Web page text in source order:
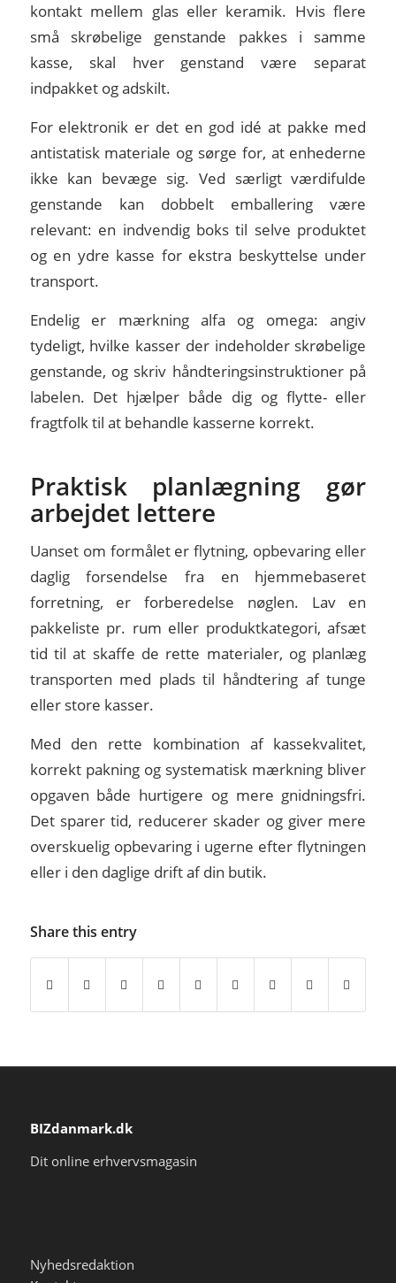
kontakt mellem glas eller keramik. Hvis flere
små skrøbelige genstande pakkes i samme
kasse, skal hver genstand være separat
indpakket og adskilt.
For elektronik er det en god idé at pakke med
antistatisk materiale og sørge for, at enhederne
ikke kan bevæge sig. Ved særligt værdifulde
genstande kan dobbelt emballering være
relevant: en indvendig boks til selve produktet
og en ydre kasse for ekstra beskyttelse under
transport.
Endelig er mærkning alfa og omega: angiv
tydeligt, hvilke kasser der indeholder skrøbelige
genstande, og skriv håndteringsinstruktioner på
labelen. Det hjælper både dig og flytte- eller
fragtfolk til at behandle kasserne korrekt.
Praktisk planlægning gør
arbejdet lettere
Uanset om formålet er flytning, opbevaring eller
daglig forsendelse fra en hjemmebaseret
forretning, er forberedelse nøglen. Lav en
pakkeliste pr. rum eller produktkategori, afsæt
tid til at skaffe de rette materialer, og planlæg
transporten med plads til håndtering af tunge
eller store kasser.
Med den rette kombination af kassekvalitet,
korrekt pakning og systematisk mærkning bliver
opgaven både hurtigere og mere gnidningsfri.
Det sparer tid, reducerer skader og giver mere
overskuelig opbevaring i ugerne efter flytningen
eller i den daglige drift af din butik.
Share this entry
BIZdanmark.dk
Dit online erhvervsmagasin
Nyhedsredaktion